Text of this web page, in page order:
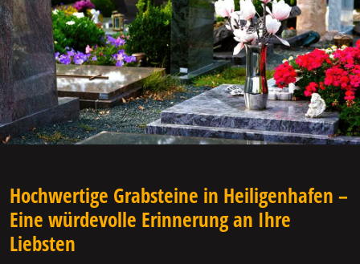
Hochwertige Grabsteine in Heiligenhafen –
Eine würdevolle Erinnerung an Ihre
Liebsten